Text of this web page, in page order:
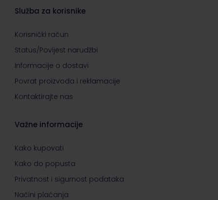
Služba za korisnike
Korisnički račun
Status/Povijest narudžbi
Informacije o dostavi
Povrat proizvoda i reklamacije
Kontaktirajte nas
Važne informacije
Kako kupovati
Kako do popusta
Privatnost i sigurnost podataka
Načini plaćanja